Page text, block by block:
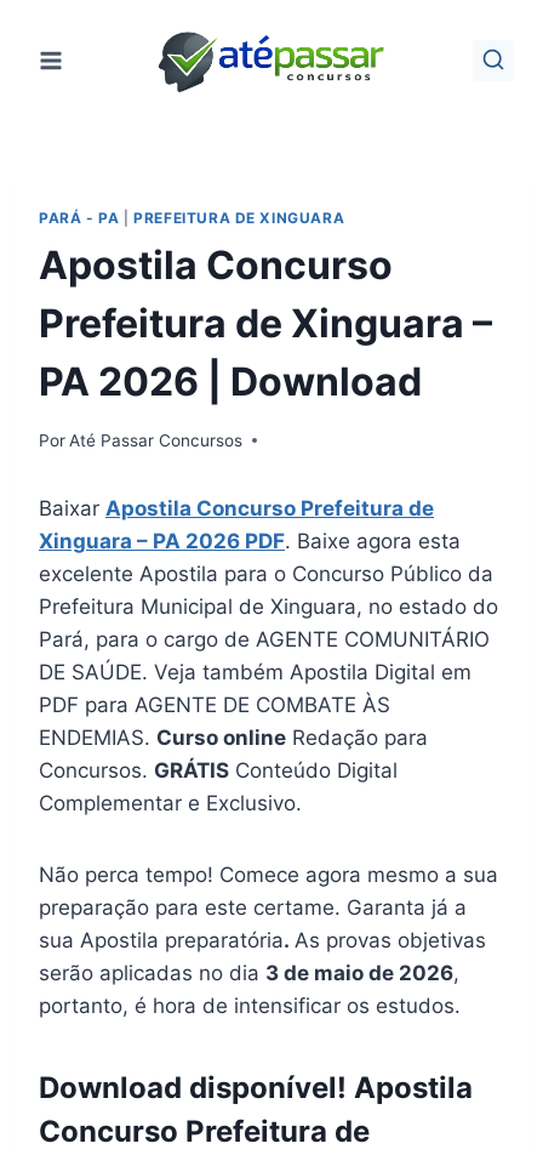
para
PARÁ - PA |PREFEITURA DE XINGUARA
Apostila Concurso
Prefeitura de Xinguara –
PA 2026 | Download
PorAté Passar Concursos
Baixar Apostila Concurso Prefeitura de
Xinguara – PA 2026 PDF. Baixe agora esta
excelente Apostila para o Concurso Público da
Prefeitura Municipal de Xinguara, no estado do
Pará, para o cargo de AGENTE COMUNITÁRIO
DE SAÚDE. Veja também Apostila Digital em
PDF para AGENTE DE COMBATE ÀS
ENDEMIAS. Curso online Redação para
Concursos. GRÁTIS Conteúdo Digital
Complementar e Exclusivo.
Não perca tempo! Comece agora mesmo a sua
preparação para este certame. Garanta já a
sua Apostila preparatória. As provas objetivas
serão aplicadas no dia 3 de maio de 2026,
portanto, é hora de intensificar os estudos.
Download disponível! Apostila
Concurso Prefeitura de